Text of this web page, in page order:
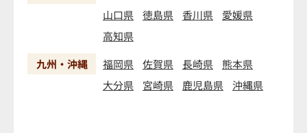
山口県
徳島県 香川県
愛媛県
高知県
九州・沖縄
福岡県 佐賀県 長崎県
熊本県
大分県
宮崎県 鹿児島県 沖縄県